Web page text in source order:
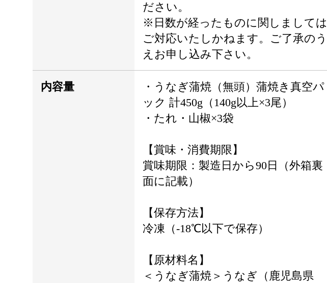
ださい。
※日数が経ったものに関しましては
ご対応いたしかねます。ご了承のう
えお申し込み下さい。
内容量
・うなぎ蒲焼（無頭）蒲焼き真空パ
ック 計450g（140g以上×3尾）
・たれ・山椒×3袋
【賞味・消費期限】
賞味期限：製造日から90日（外箱裏
面に記載）
【保存方法】
冷凍（-18℃以下で保存）
【原材料名】
＜うなぎ蒲焼＞うなぎ（鹿児島県